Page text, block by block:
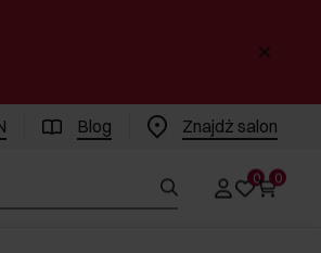
Blog Znajdż salon
0 0